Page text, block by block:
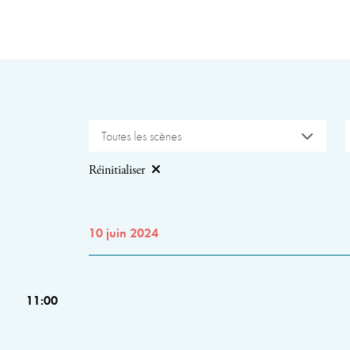
Toutes les scènes
Réinitialiser
10 juin 2024
11:00